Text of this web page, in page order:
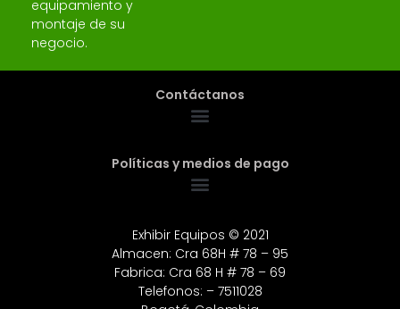
equipamiento y
montaje de su
negocio.
Contáctanos
Políticas y medios de pago
Exhibir Equipos © 2021
Almacen: Cra 68H # 78 – 95
Fabrica: Cra 68 H # 78 – 69
Telefonos: – 7511028